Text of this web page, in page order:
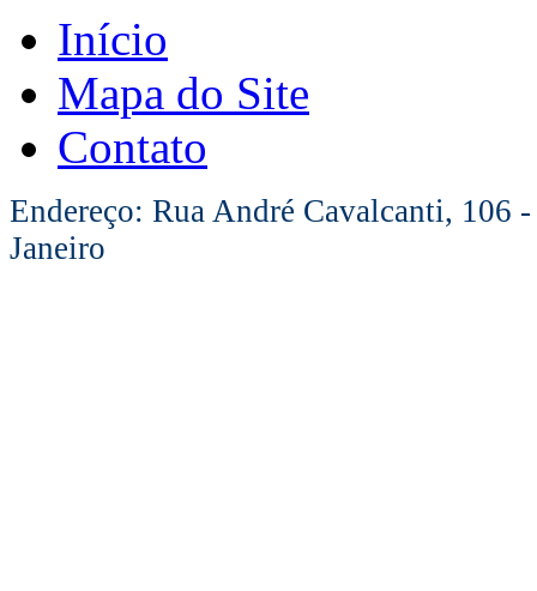
Início
Mapa do Site
Contato
Endereço: Rua André Cavalcanti, 106
Janeiro